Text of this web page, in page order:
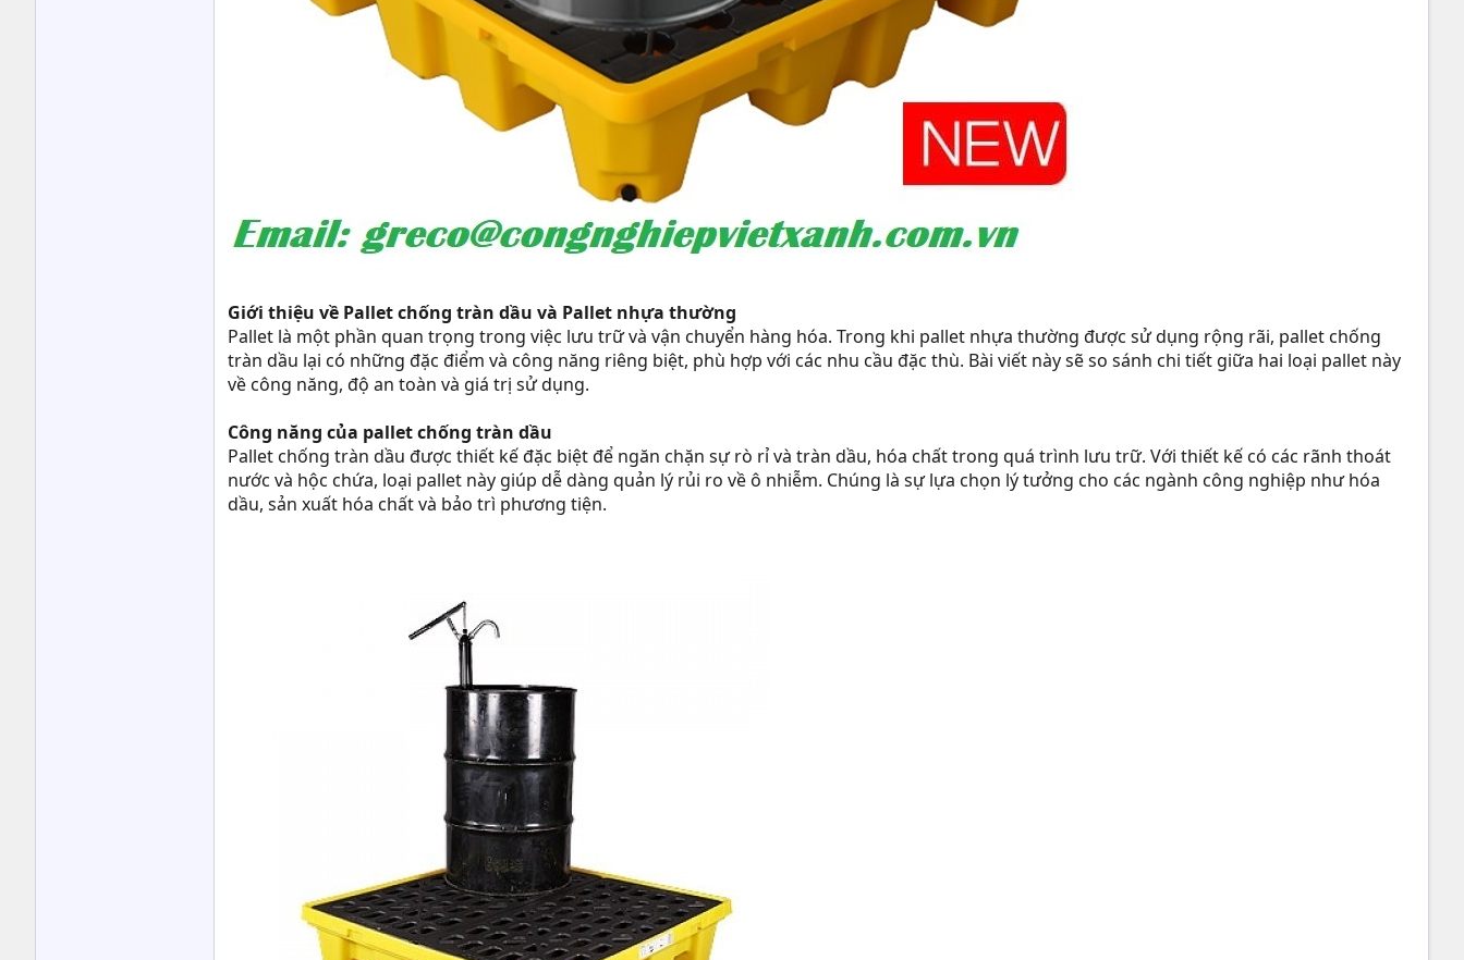
Giới thiệu về Pallet chống tràn dầu và Pallet nhựa thường
Pallet là một phần quan trọng trong việc lưu trữ và vận chuyển hàng hóa. Trong khi pallet nhựa thường được sử dụng rộng rãi, pallet chống
tràn dầu lại có những đặc điểm và công năng riêng biệt, phù hợp với các nhu cầu đặc thù. Bài viết này sẽ so sánh chi tiết giữa hai loại pallet này
về công năng, độ an toàn và giá trị sử dụng.
Công năng của pallet chống tràn dầu
Pallet chống tràn dầu được thiết kế đặc biệt để ngăn chặn sự rò rỉ và tràn dầu, hóa chất trong quá trình lưu trữ. Với thiết kế có các rãnh thoát
nước và hộc chứa, loại pallet này giúp dễ dàng quản lý rủi ro về ô nhiễm. Chúng là sự lựa chọn lý tưởng cho các ngành công nghiệp như hóa
dầu, sản xuất hóa chất và bảo trì phương tiện.